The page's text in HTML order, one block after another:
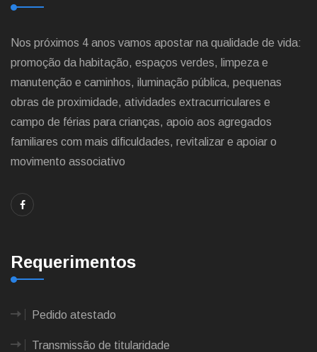
Nos próximos 4 anos vamos apostar na qualidade de vida:
promoção da habitação, espaços verdes, limpeza e
manutenção e caminhos, iluminação pública, pequenas
obras de proximidade, atividades extracurriculares e
campo de férias para crianças, apoio aos agregados
familiares com mais dificuldades, revitalizar e apoiar o
movimento associativo
Requerimentos
Pedido atestado
Transmissão de titularidade